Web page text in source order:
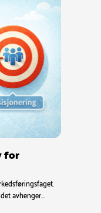
for
avhenger…